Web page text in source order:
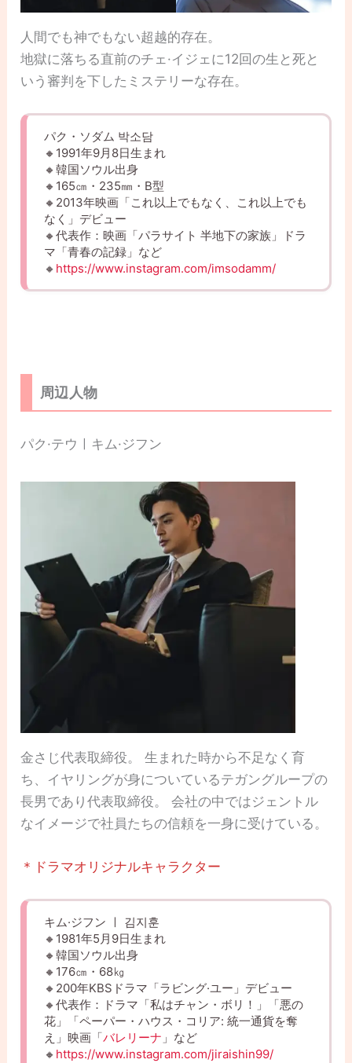
人間でも神でもない超越的存在。
地獄に落ちる直前のチェ·イジェに12回の生と死と
いう審判を下したミステリーな存在。
パク・ソダム 박소담
🔸1991年9月8日生まれ
🔸韓国ソウル出身
🔸165㎝・235㎜・B型
🔸2013年映画「これ以上でもなく、これ以上でも
なく」デビュー
🔸代表作：映画「パラサイト 半地下の家族」ドラ
マ「青春の記録」など
🔸 https://www.instagram.com/imsodamm/
周辺人物
パク·テウㅣキム·ジフン
金さじ代表取締役。 生まれた時から不足なく育
ち、イヤリングが身についているテガングループの
長男であり代表取締役。 会社の中ではジェントル
なイメージで社員たちの信頼を一身に受けている。
＊ドラマオリジナルキャラクター
キム·ジフン ㅣ 김지훈
🔸1981年5月9日生まれ
🔸韓国ソウル出身
🔸176㎝・68㎏
🔸200年KBSドラマ「ラビング·ユー」デビュー
🔸代表作：ドラマ「私はチャン・ボリ！」「悪の
花」「ペーパー・ハウス・コリア: 統一通貨を奪
え」映画「バレリーナ 」など
🔸 https://www.instagram.com/jiraishin99/